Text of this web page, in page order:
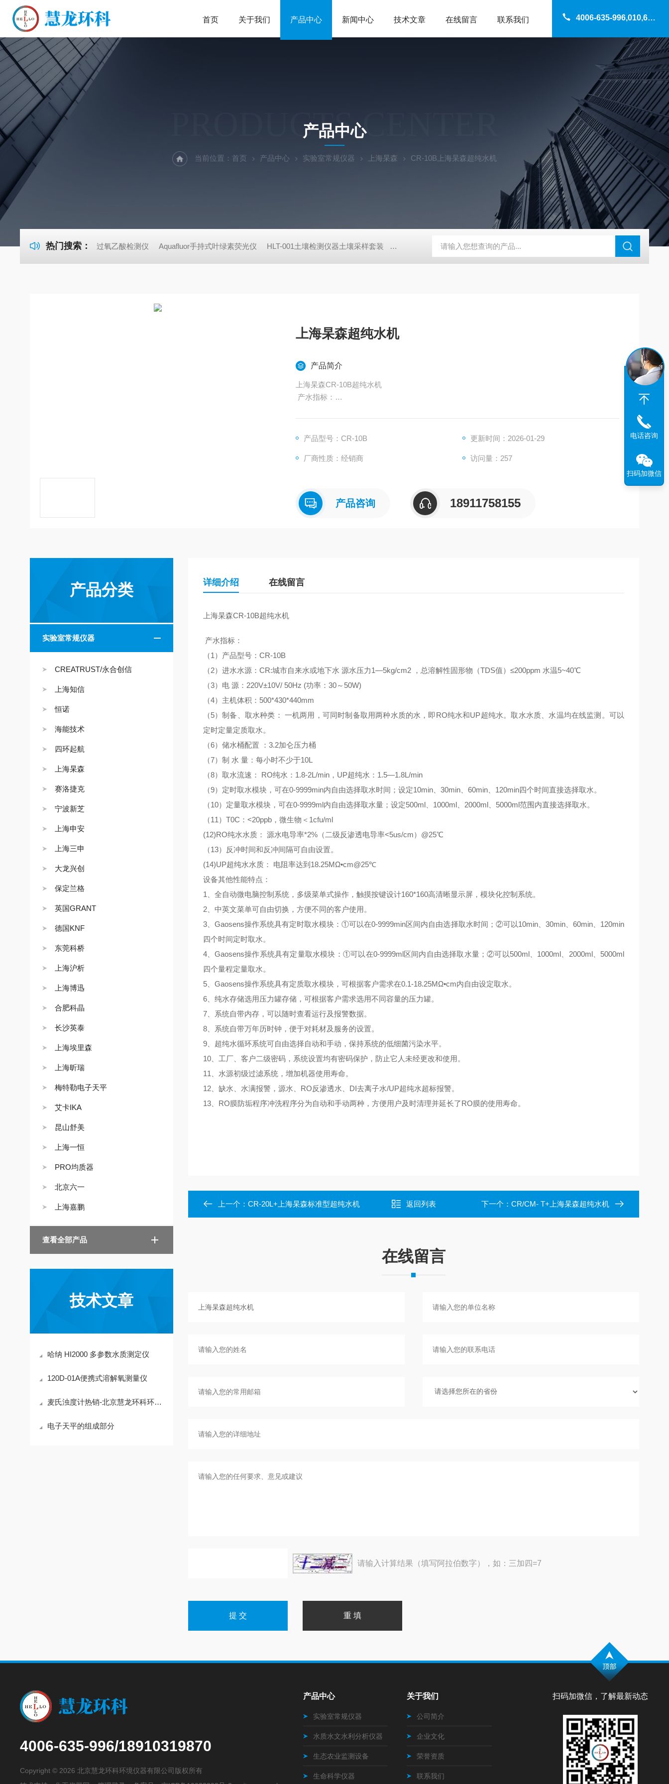
4006-635-996,010,69200960
首页 关于我们 产品中心 新闻中心 技术文章 在线留言 联系我们
PRODUCTS CENTER
产品中心
当前位置： 首页 产品中心 实验室常规仪器 上海杲森 CR-10B上海杲森超纯水机
热门搜索： 过氧乙酸检测仪 Aquafluor手持式叶绿素荧光仪 HLT-001土壤检测仪器土壤采样套装 德国MN 91346过氧乙酸检测仪 CT2001A微电流扣电测试 PL-G07日本富士智
上海杲森超纯水机
产品简介
上海杲森CR-10B超纯水机
产水指标：
ppm 水温5~40℃
产品型号：CR-10B 更新时间：2026-01-29
厂商性质：经销商 访问量：257
产品咨询 18911758155
产品分类
实验室常规仪器
CREATRUST/永合创信
上海知信
恒诺
海能技术
四环起航
上海杲森
赛洛捷克
宁波新芝
上海申安
上海三申
大龙兴创
保定兰格
英国GRANT
德国KNF
东莞科桥
上海沪析
上海博迅
合肥科晶
长沙英泰
上海埃里森
上海昕瑞
梅特勒电子天平
艾卡IKA
昆山舒美
上海一恒
PRO均质器
北京六一
上海嘉鹏
查看全部产品
技术文章
哈纳 HI2000 多参数水质测定仪
120D-01A便携式溶解氧测量仪
麦氏浊度计热销-北京慧龙环科环境仪器有限公司
电子天平的组成部分
详细介绍 在线留言
上海杲森CR-10B超纯水机
产水指标：
（1）产品型号：CR-10B
（2）进水水源：CR:城市自来水或地下水 源水压力1—5kg/cm2 ，总溶解性固形物（TDS值）≤200ppm 水温5~40℃
（3）电 源：220V±10V/ 50Hz (功率：30～50W)
（4）主机体积：500*430*440mm
（5）制备、取水种类： 一机两用，可同时制备取用两种水质的水，即RO纯水和UP超纯水。取水水质、水温均在线监测。可以
定时定量定质取水。
（6）储水桶配置 ：3.2加仑压力桶
（7）制 水 量：每小时不少于10L
（8）取水流速： RO纯水：1.8-2L/min，UP超纯水：1.5—1.8L/min
（9）定时取水模块，可在0-9999min内自由选择取水时间；设定10min、30min、60min、120min四个时间直接选择取水。
（10）定量取水模块，可在0-9999ml内自由选择取水量；设定500ml、1000ml、2000ml、5000ml范围内直接选择取水。
（11）T0C：<20ppb，微生物＜1cfu/ml
(12)RO纯水水质： 源水电导率*2%（二级反渗透电导率<5us/cm）@25℃
（13）反冲时间和反冲间隔可自由设置。
(14)UP超纯水水质： 电阻率达到18.25MΩ•cm@25℃
设备其他性能特点：
1、全自动微电脑控制系统，多级菜单式操作，触摸按键设计160*160高清晰显示屏，模块化控制系统。
2、中英文菜单可自由切换，方便不同的客户使用。
3、Gaosens操作系统具有定时取水模块：①可以在0-9999min区间内自由选择取水时间；②可以10min、30min、60min、120min
四个时间定时取水。
4、Gaosens操作系统具有定量取水模块：①可以在0-9999ml区间内自由选择取水量；②可以500ml、1000ml、2000ml、5000ml
四个量程定量取水。
5、Gaosens操作系统具有定质取水模块，可根据客户需求在0.1-18.25MΩ•cm内自由设定取水。
6、纯水存储选用压力罐存储，可根据客户需求选用不同容量的压力罐。
7、系统自带内存，可以随时查看运行及报警数据。
8、系统自带万年历时钟，便于对耗材及服务的设置。
9、超纯水循环系统可自由选择自动和手动，保持系统的低细菌污染水平。
10、工厂、客户二级密码，系统设置均有密码保护，防止它人未经更改和使用。
11、水源初级过滤系统，增加机器使用寿命。
12、缺水、水满报警，源水、RO反渗透水、DI去离子水/UP超纯水超标报警。
13、RO膜防垢程序冲洗程序分为自动和手动两种，方便用户及时清理并延长了RO膜的使用寿命。
上一个： CR-20L+上海杲森标准型超纯水机 返回列表 下一个： CR/CM- T+上海杲森超纯水机
在线留言
请输入计算结果（填写阿拉伯数字），如：三加四=7
扫码加微信，了解最新动态
4006-635-996/18910319870
Copyright © 2026 北京慧龙环科环境仪器有限公司版权所有
产品中心
实验室常规仪器
水质水文水利分析仪器
生态农业监测设备
生命科学仪器
关于我们
公司简介
企业文化
荣誉资质
联系我们
电话咨询
扫码加微信